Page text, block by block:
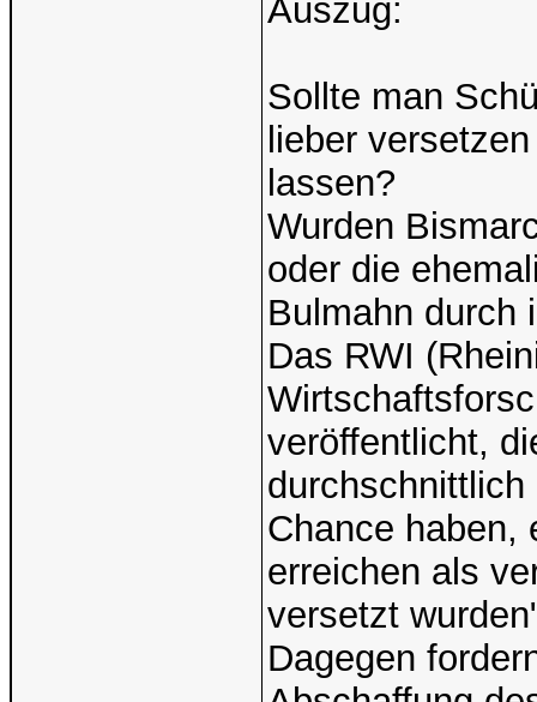
Auszug:
Sollte man
lieber
lassen?
Wurden
oder die
Bulmahn durch
Das RWI
veröffentlicht,
Chance haben,
erreichen als
versetzt
Dagegen